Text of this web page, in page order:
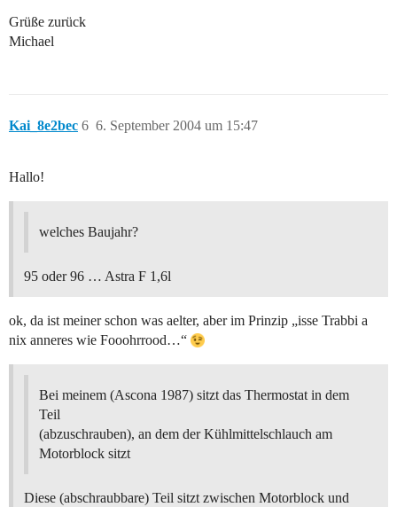
Grüße zurück
Michael
Kai_8e2bec 6. September 2004 um 15:47
6
Hallo!
welches Baujahr?
95 oder 96 … Astra F 1,6l
ok, da ist meiner schon was aelter, aber im Prinzip „isse Trabbi a
nix anneres wie Fooohrrood…“
Bei meinem (Ascona 1987) sitzt das Thermostat in dem
Teil
(abzuschrauben), an dem der Kühlmittelschlauch am
Motorblock sitzt
Diese (abschraubbare) Teil sitzt zwischen Motorblock und